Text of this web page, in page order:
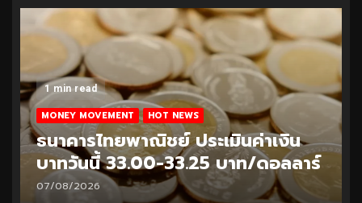
1 min read
MONEY MOVEMENT HOT NEWS
ธนาคารไทยพาณิชย์ ประเมินค่าเงิน
บาทวันนี้ 33.00-33.25 บาท/ดอลลาร์
07/08/2026